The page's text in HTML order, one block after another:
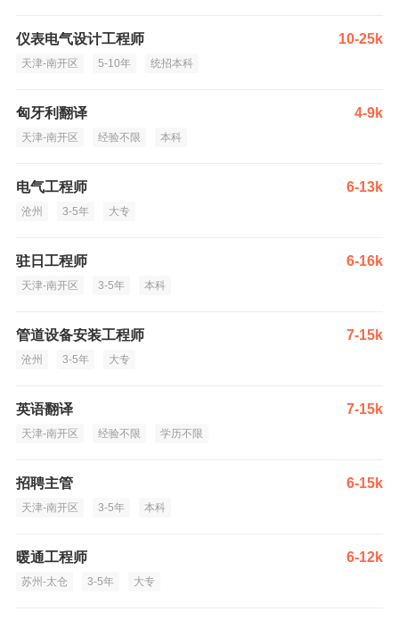
仪表电气设计工程师 10-25k
天津-南开区 5-10年 统招本科
匈牙利翻译 4-9k
天津-南开区 经验不限 本科
电气工程师 6-13k
沧州 3-5年 大专
驻日工程师 6-16k
天津-南开区 3-5年 本科
管道设备安装工程师 7-15k
沧州 3-5年 大专
英语翻译 7-15k
天津-南开区 经验不限 学历不限
招聘主管 6-15k
天津-南开区 3-5年 本科
暖通工程师 6-12k
苏州-太仓 3-5年 大专